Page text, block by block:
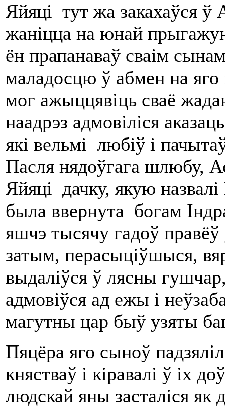
Яйяці тут жа закахаўся ў
жаніцца на юнай
ён прапанаваў сваім
маладосцю ў абмен на
мог ажыццявіць сваё
наадрэз адмовіліся
які вельмі любіў і
Пасля нядоўгага шлюбу,
Яйяці дачку, якую
была ввернута богам
яшчэ тысячу гадоў
затым, перасыціўшыся,
выдаліўся ў лясны
адмовіўся ад ежы і
магутны цар быў узяты
Пяцёра яго сыноў
княстваў і кіравалі ў іх
людскай яны засталіся